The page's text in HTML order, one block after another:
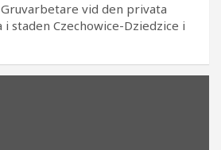
Gruvarbetare vid den privata
i staden Czechowice-Dziedzice i